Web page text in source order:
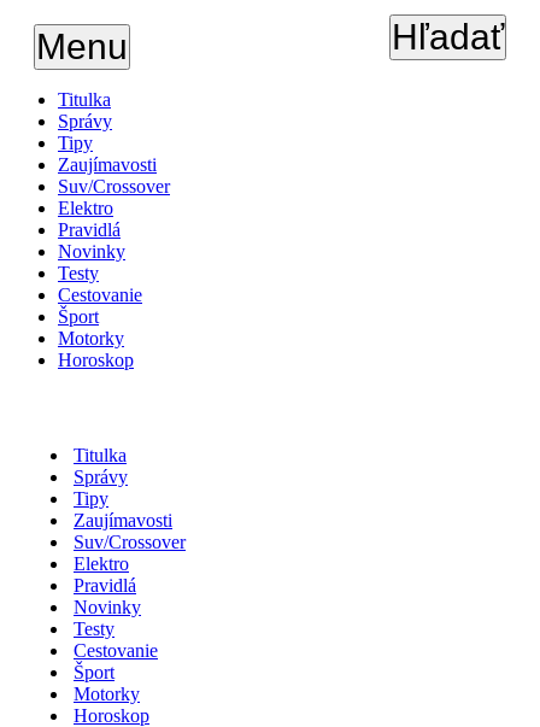
Menu Hľadať
Titulka
Správy
Tipy
Zaujímavosti
Suv/Crossover
Elektro
Pravidlá
Novinky
Testy
Cestovanie
Šport
Motorky
Horoskop
Titulka
Správy
Tipy
Zaujímavosti
Suv/Crossover
Elektro
Pravidlá
Novinky
Testy
Cestovanie
Šport
Motorky
Horoskop